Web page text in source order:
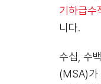
기하급수
니다.
수십, 수
(MSA)가